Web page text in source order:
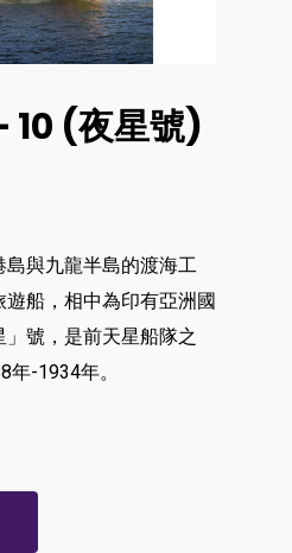
10 (夜星號)
島與九龍半島的渡海工
船，相中為印有亞洲國
號，是前天星船隊之
-1934年。